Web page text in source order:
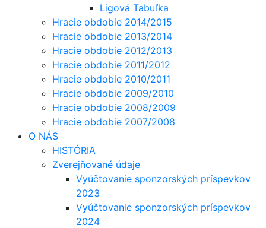
Ligová Tabuľka
Hracie obdobie 2014/2015
Hracie obdobie 2013/2014
Hracie obdobie 2012/2013
Hracie obdobie 2011/2012
Hracie obdobie 2010/2011
Hracie obdobie 2009/2010
Hracie obdobie 2008/2009
Hracie obdobie 2007/2008
O NÁS
HISTÓRIA
Zverejňované údaje
Vyúčtovanie sponzorských príspevkov
2023
Vyúčtovanie sponzorských príspevkov
2024